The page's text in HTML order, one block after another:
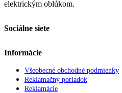
elektrickým oblúkom.
Sociálne siete
Informácie
Všeobecné obchodné podmienky
Reklamačný poriadok
Reklamácie